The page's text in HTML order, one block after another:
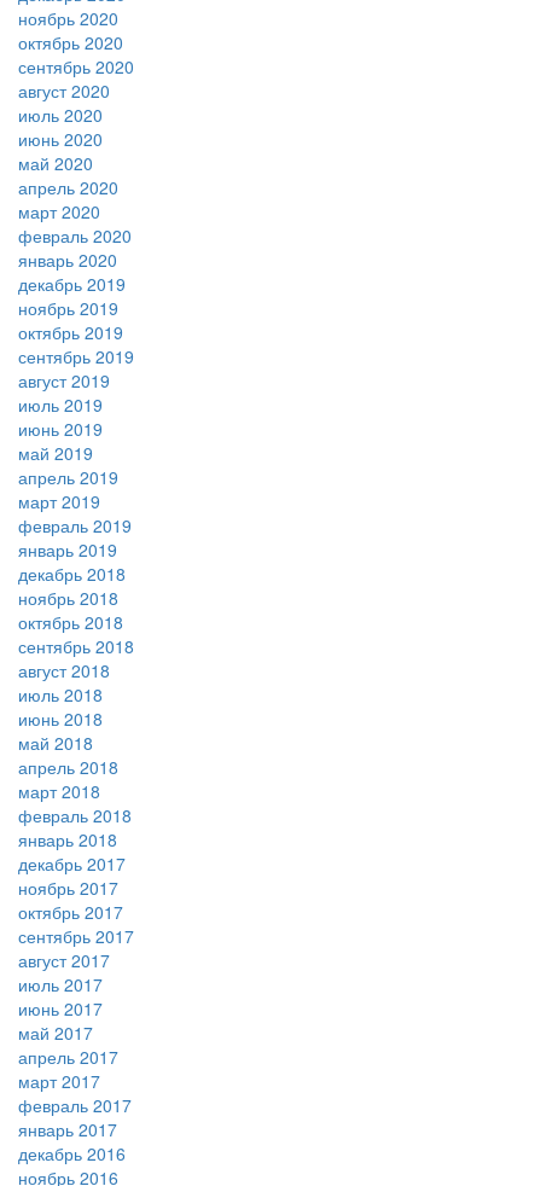
ноябрь 2020
октябрь 2020
сентябрь 2020
август 2020
июль 2020
июнь 2020
май 2020
апрель 2020
март 2020
февраль 2020
январь 2020
декабрь 2019
ноябрь 2019
октябрь 2019
сентябрь 2019
август 2019
июль 2019
июнь 2019
май 2019
апрель 2019
март 2019
февраль 2019
январь 2019
декабрь 2018
ноябрь 2018
октябрь 2018
сентябрь 2018
август 2018
июль 2018
июнь 2018
май 2018
апрель 2018
март 2018
февраль 2018
январь 2018
декабрь 2017
ноябрь 2017
октябрь 2017
сентябрь 2017
август 2017
июль 2017
июнь 2017
май 2017
апрель 2017
март 2017
февраль 2017
январь 2017
декабрь 2016
ноябрь 2016